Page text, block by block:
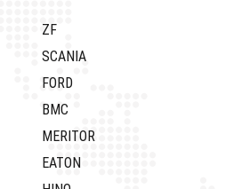
ZF
SCANIA
FORD
BMC
MERITOR
EATON